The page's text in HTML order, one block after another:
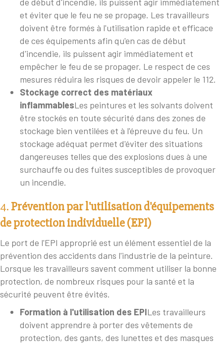
de début d'incendie, ils puissent agir immédiatement
et éviter que le feu ne se propage. Les travailleurs
doivent être formés à l'utilisation rapide et efficace
de ces équipements afin qu'en cas de début
d'incendie, ils puissent agir immédiatement et
empêcher le feu de se propager. Le respect de ces
mesures réduira les risques de devoir appeler le 112.
Stockage correct des matériaux
inflammablesLes peintures et les solvants doivent
être stockés en toute sécurité dans des zones de
stockage bien ventilées et à l'épreuve du feu. Un
stockage adéquat permet d'éviter des situations
dangereuses telles que des explosions dues à une
surchauffe ou des fuites susceptibles de provoquer
un incendie.
4. Prévention par l'utilisation d'équipements
de protection individuelle (EPI)
Le port de l'EPI approprié est un élément essentiel de la
prévention des accidents dans l'industrie de la peinture.
Lorsque les travailleurs savent comment utiliser la bonne
protection, de nombreux risques pour la santé et la
sécurité peuvent être évités.
Formation à l'utilisation des EPILes travailleurs
doivent apprendre à porter des vêtements de
protection, des gants, des lunettes et des masques